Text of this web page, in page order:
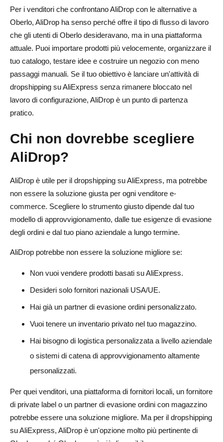
Per i venditori che confrontano AliDrop con le alternative a
Oberlo, AliDrop ha senso perché offre il tipo di flusso di lavoro
che gli utenti di Oberlo desideravano, ma in una piattaforma
attuale. Puoi importare prodotti più velocemente, organizzare il
tuo catalogo, testare idee e costruire un negozio con meno
passaggi manuali. Se il tuo obiettivo è lanciare un'attività di
dropshipping su AliExpress senza rimanere bloccato nel
lavoro di configurazione, AliDrop è un punto di partenza
pratico.
Chi non dovrebbe scegliere
AliDrop?
AliDrop è utile per il dropshipping su AliExpress, ma potrebbe
non essere la soluzione giusta per ogni venditore e-
commerce. Scegliere lo strumento giusto dipende dal tuo
modello di approvvigionamento, dalle tue esigenze di evasione
degli ordini e dal tuo piano aziendale a lungo termine.
AliDrop potrebbe non essere la soluzione migliore se:
Non vuoi vendere prodotti basati su AliExpress.
Desideri solo fornitori nazionali USA/UE.
Hai già un partner di evasione ordini personalizzato.
Vuoi tenere un inventario privato nel tuo magazzino.
Hai bisogno di logistica personalizzata a livello aziendale
o sistemi di catena di approvvigionamento altamente
personalizzati.
Per quei venditori, una piattaforma di fornitori locali, un fornitore
di private label o un partner di evasione ordini con magazzino
potrebbe essere una soluzione migliore. Ma per il dropshipping
su AliExpress, AliDrop è un'opzione molto più pertinente di